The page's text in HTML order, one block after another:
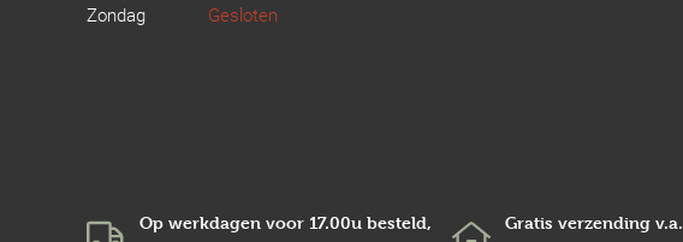
Zondag
Gesloten
Op werkdagen voor 17.00u besteld,
Gratis verzending v.a.